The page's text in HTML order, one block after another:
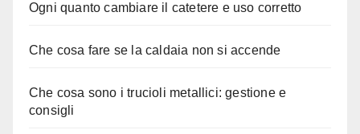
Ogni quanto cambiare il catetere e uso corretto
Che cosa fare se la caldaia non si accende
Che cosa sono i trucioli metallici: gestione e
consigli